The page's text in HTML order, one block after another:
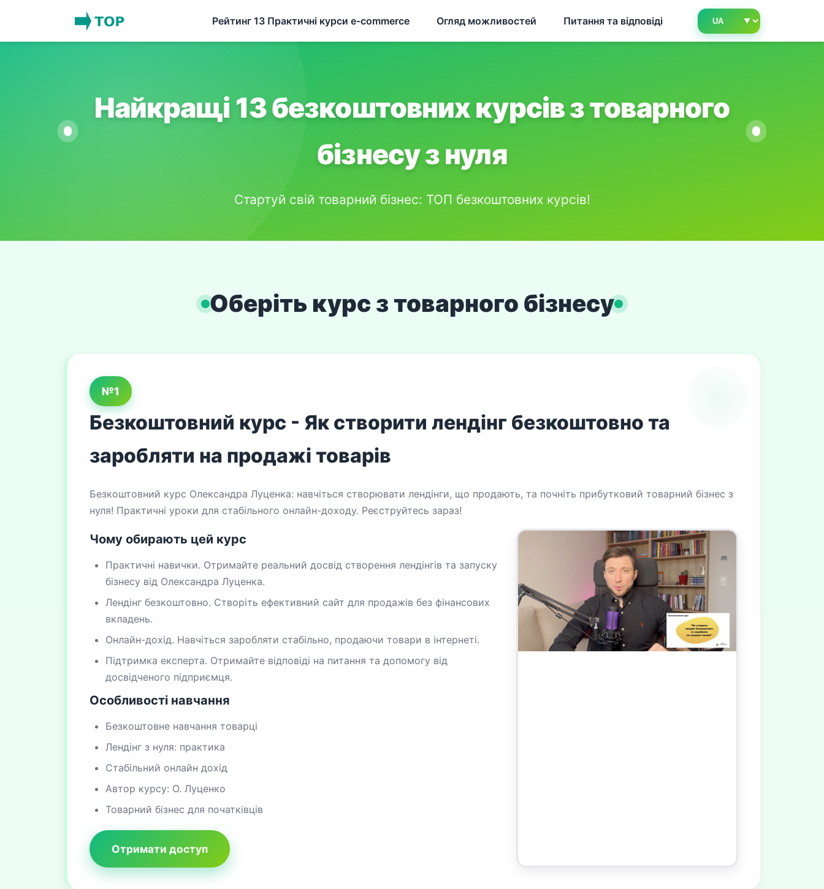
Рейтинг 13 Практичні курси e-commerce Огляд можливостей Питання та відповіді
Найкращі 13 безкоштовних курсів з товарного
бізнесу з нуля
Стартуй свій товарний бізнес: ТОП безкоштовних курсів!
Оберіть курс з товарного бізнесу
№1
Безкоштовний курс - Як створити лендінг безкоштовно та
заробляти на продажі товарів
Безкоштовний курс Олександра Луценка: навчіться створювати лендінги, що продають, та почніть прибутковий товарний бізнес з
нуля! Практичні уроки для стабільного онлайн-доходу. Реєструйтесь зараз!
Чому обирають цей курс
Практичні навички. Отримайте реальний досвід створення лендінгів та запуску
бізнесу від Олександра Луценка.
Лендінг безкоштовно. Створіть ефективний сайт для продажів без фінансових
вкладень.
Онлайн-дохід. Навчіться заробляти стабільно, продаючи товари в інтернеті.
Підтримка експерта. Отримайте відповіді на питання та допомогу від
досвідченого підприємця.
Особливості навчання
Безкоштовне навчання товарці
Лендінг з нуля: практика
Стабільний онлайн дохід
Автор курсу: О. Луценко
Товарний бізнес для початківців
Отримати доступ